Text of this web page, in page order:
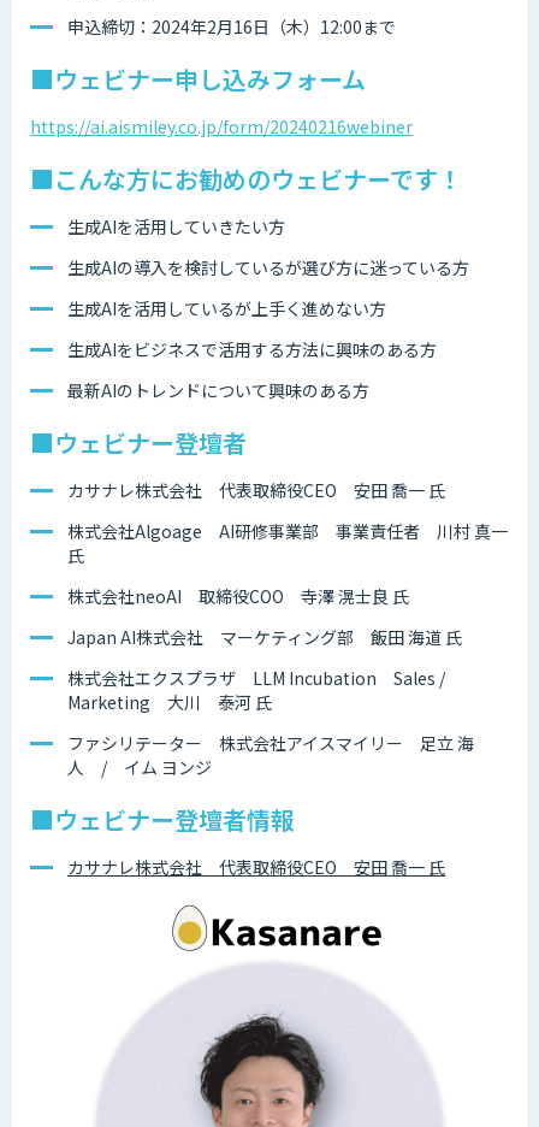
申込締切：2024年2月16日（木）12:00まで
■ウェビナー申し込みフォーム
https://ai.aismiley.co.jp/form/20240216webiner
■こんな方にお勧めのウェビナーです！
生成AIを活用していきたい方
生成AIの導入を検討しているが選び方に迷っている方
生成AIを活用しているが上手く進めない方
生成AIをビジネスで活用する方法に興味のある方
最新AIのトレンドについて興味のある方
■ウェビナー登壇者
カサナレ株式会社 代表取締役CEO 安田 喬一 氏
株式会社Algoage AI研修事業部 事業責任者 川村 真一
氏
株式会社neoAI 取締役COO 寺澤 滉士良 氏
Japan AI株式会社 マーケティング部 飯田 海道 氏
株式会社エクスプラザ LLM Incubation Sales /
Marketing 大川 泰河 氏
ファシリテーター 株式会社アイスマイリー 足立 海
人 / イム ヨンジ
■ウェビナー登壇者情報
カサナレ株式会社 代表取締役CEO 安田 喬一 氏